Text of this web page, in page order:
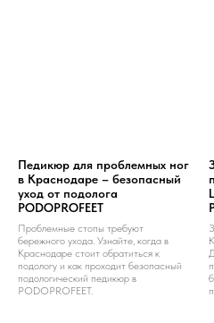
Педикюр для проблемных ног
в Краснодаре – безопасный
уход от подолога
PODOPROFEET
Проблемные стопы требуют
бережного ухода. Узнайте, когда в
Краснодаре стоит обратиться к
подологу и как проходит безопасный
подологический педикюр в
PODOPROFEET.